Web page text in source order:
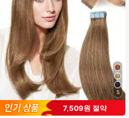
5
7,509원 절약